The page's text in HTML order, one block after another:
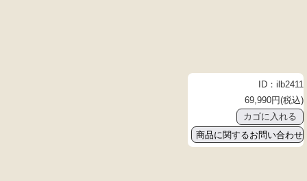
ID：ilb2411
69,990円(税込)
商品に関するお問い合わせ